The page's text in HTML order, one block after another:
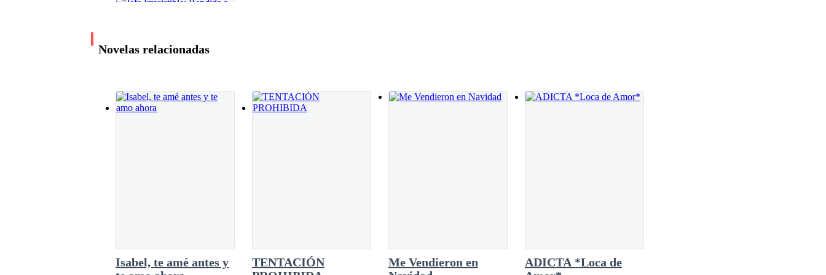
—No sé —la voz de Ana era melosa y suave—. Debe estar muy ocupado con el trabajo, seguramente no podrá venir.
Novelas relacionadas
Isabel, te amé antes y
TENTACIÓN
Me Vendieron en
ADICTA *Loca de